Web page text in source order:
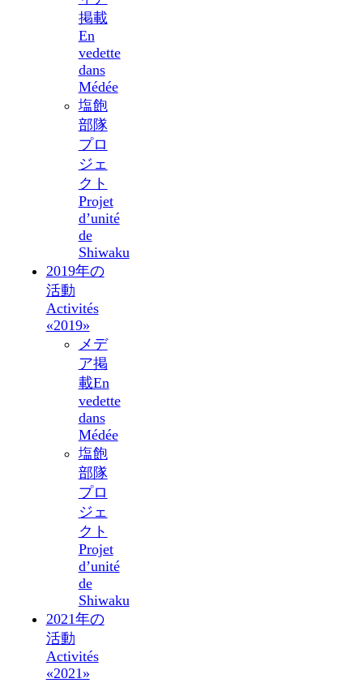
掲載
En
vedette
dans
Médée
塩飽
部隊
プロ
ジェ
クト
Projet
d’unité
de
Shiwaku
2019年の
活動
Activités
«2019»
メデ
ア掲
載En
vedette
dans
Médée
塩飽
部隊
プロ
ジェ
クト
Projet
d’unité
de
Shiwaku
2021年の
活動
Activités
«2021»